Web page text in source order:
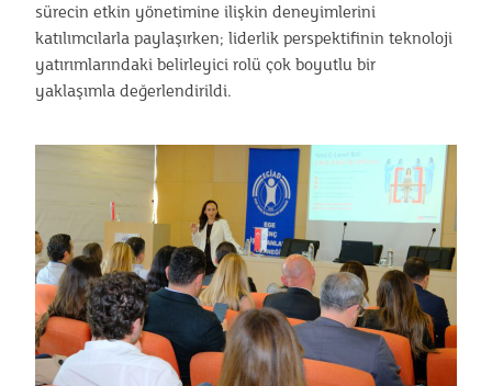
sürecin etkin yönetimine ilişkin deneyimlerini
katılımcılarla paylaşırken; liderlik perspektifinin teknoloji
yatırımlarındaki belirleyici rolü çok boyutlu bir
yaklaşımla değerlendirildi.